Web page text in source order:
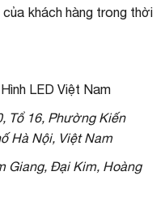
khách hàng trong thời
LED Việt Nam
Tổ 16, Phường Kiến
Hà Nội, Việt Nam
Giang, Đại Kim, Hoàng